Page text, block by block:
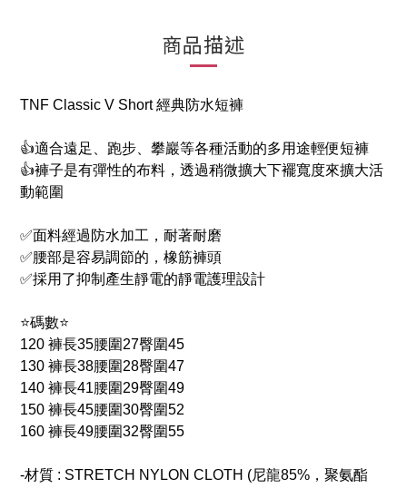
商品描述
TNF Classic V Short 經典防水短褲
👍適合遠足、跑步、攀巖等各種活動的多用途輕便短褲
👍褲子是有彈性的布料，透過稍微擴大下襬寬度來擴大活
動範圍
✅面料經過防水加工，耐著耐磨
✅腰部是容易調節的，橡筋褲頭
✅採用了抑制產生靜電的靜電護理設計
⭐️碼數⭐️
120 褲長35腰圍27臀圍45
130 褲長38腰圍28臀圍47
140 褲長41腰圍29臀圍49
150 褲長45腰圍30臀圍52
160 褲長49腰圍32臀圍55
-材質 : STRETCH NYLON CLOTH (尼龍85%，聚氨酯